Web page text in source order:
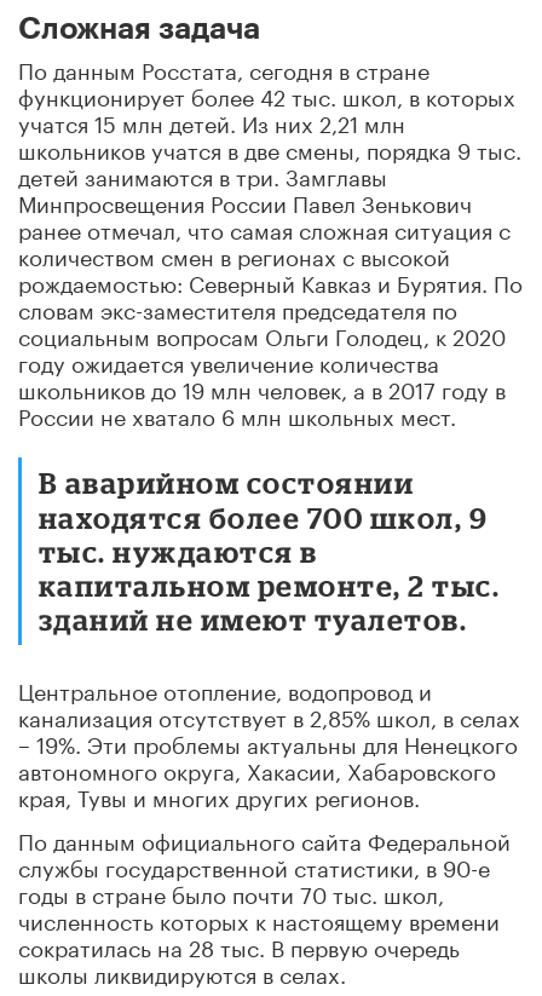
Сложная задача
По данным Росстата, сегодня в стране
функционирует более 42 тыс. школ, в которых
учатся 15 млн детей. Из них 2,21 млн
школьников учатся в две смены, порядка 9 тыс.
детей занимаются в три. Замглавы
Минпросвещения России Павел Зенькович
ранее отмечал, что самая сложная ситуация с
количеством смен в регионах с высокой
рождаемостью: Северный Кавказ и Бурятия. По
словам экс-заместителя председателя по
социальным вопросам Ольги Голодец, к 2020
году ожидается увеличение количества
школьников до 19 млн человек, а в 2017 году в
России не хватало 6 млн школьных мест.
В аварийном состоянии
находятся более 700 школ, 9
тыс. нуждаются в
капитальном ремонте, 2 тыс.
зданий не имеют туалетов.
Центральное отопление, водопровод и
канализация отсутствует в 2,85% школ, в селах
– 19%. Эти проблемы актуальны для Ненецкого
автономного округа, Хакасии, Хабаровского
края, Тувы и многих других регионов.
По данным официального сайта Федеральной
службы государственной статистики, в 90-е
годы в стране было почти 70 тыс. школ,
численность которых к настоящему времени
сократилась на 28 тыс. В первую очередь
школы ликвидируются в селах.